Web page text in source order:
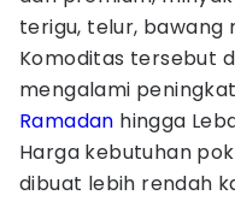
terigu, telur, bawang
Komoditas tersebut
mengalami
Ramadan hingga
Harga kebutuhan
dibuat lebih rendah